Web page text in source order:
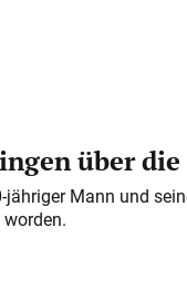
über
Mann und